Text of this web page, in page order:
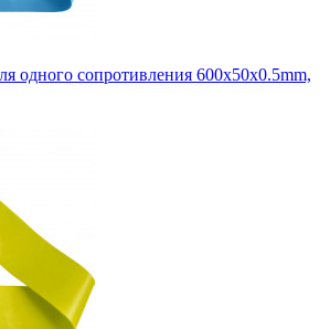
одного сопротивления 600x50x0.5mm,